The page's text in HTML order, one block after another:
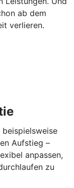
ab dem
verlieren.
Aufstieg –
anpassen,
zu